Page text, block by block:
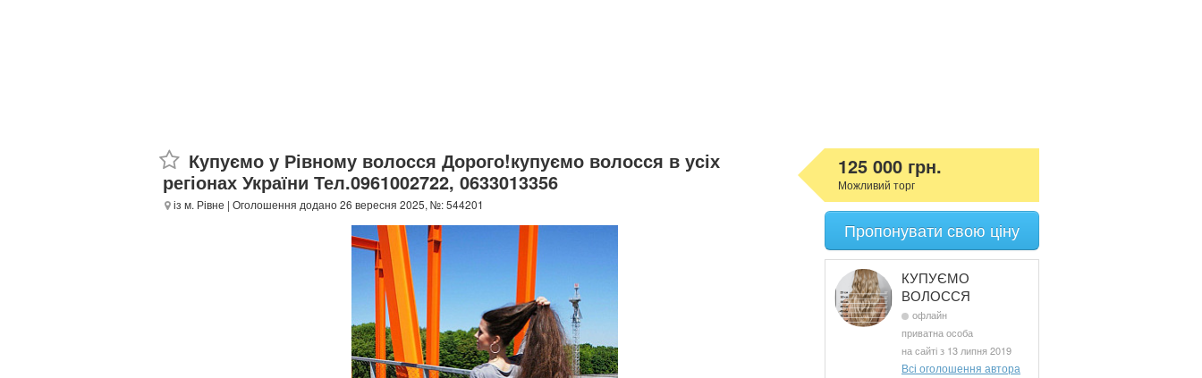
Купуємо у Рівному волосся Дорого!купуємо волосся в усіх
регіонах України Тел.0961002722, 0633013356
із м. Рівне | Оголошення додано 26 вересня 2025, №: 544201
125 000 грн.
Можливий торг
Пропонувати свою ціну
КУПУЄМО
ВОЛОССЯ
офлайн
приватна особа
на сайті з 13 липня 2019
Всі оголошення автора